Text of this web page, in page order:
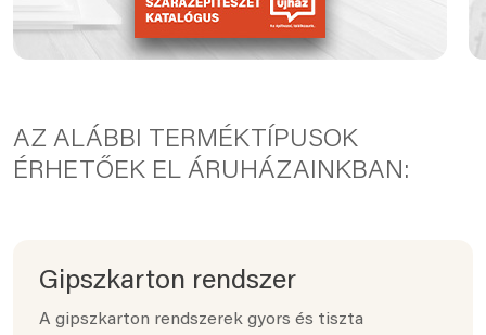
AZ ALÁBBI TERMÉKTÍPUSOK
ÉRHETŐEK EL ÁRUHÁZAINKBAN:
Gipszkarton rendszer
A gipszkarton rendszerek gyors és tiszta